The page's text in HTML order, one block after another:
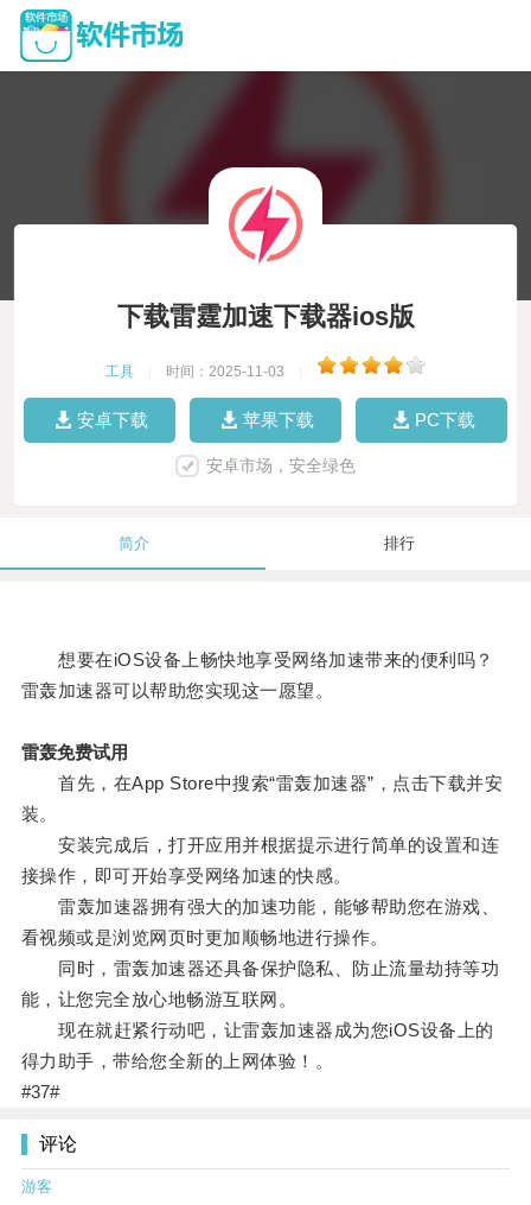
下载雷霆加速下载器ios版
工具 时间：2025-11-03
安卓下载 苹果下载 PC下载
安卓市场，安全绿色
简介 排行
想要在iOS设备上畅快地享受网络加速带来的便利吗？
雷轰加速器可以帮助您实现这一愿望。
雷轰免费试用
首先，在App Store中搜索“雷轰加速器”，点击下载并安
装。
安装完成后，打开应用并根据提示进行简单的设置和连
接操作，即可开始享受网络加速的快感。
雷轰加速器拥有强大的加速功能，能够帮助您在游戏、
看视频或是浏览网页时更加顺畅地进行操作。
同时，雷轰加速器还具备保护隐私、防止流量劫持等功
能，让您完全放心地畅游互联网。
现在就赶紧行动吧，让雷轰加速器成为您iOS设备上的
得力助手，带给您全新的上网体验！。
#37#
评论
游客